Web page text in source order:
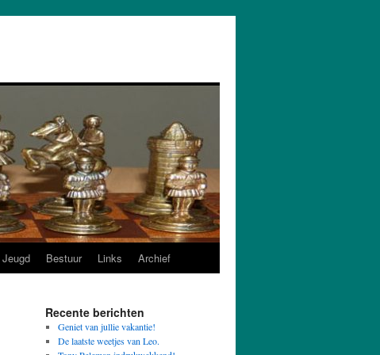
Jeugd Bestuur Links Archief
Recente berichten
Geniet van jullie vakantie!
De laatste weetjes van Leo.